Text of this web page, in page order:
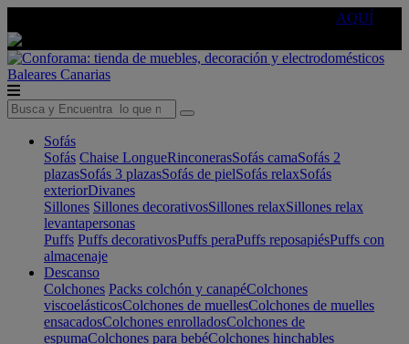
AQUÍ
Baleares Canarias
Sofás
Sofás Chaise LongueRinconerasSofás camaSofás 2
plazasSofás 3 plazasSofás de pielSofás relaxSofás
exteriorDivanes
Sillones Sillones decorativosSillones relaxSillones relax
levantapersonas
Puffs Puffs decorativosPuffs peraPuffs reposapiésPuffs con
almacenaje
Descanso
Colchones Packs colchón y canapéColchones
viscoelásticosColchones de muellesColchones de muelles
ensacadosColchones enrolladosColchones de
espumaColchones para bebéColchones hinchables